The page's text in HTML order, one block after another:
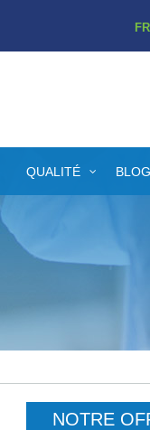
FR
QUALITÉ BLOG
NOTRE